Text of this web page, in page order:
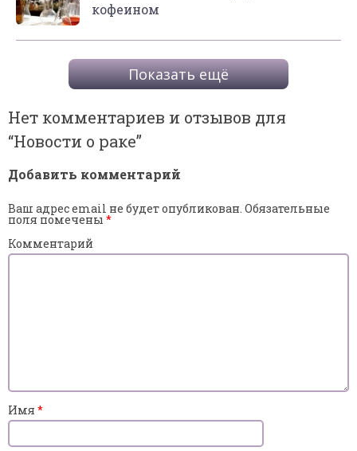
кофеином
Показать ещё
Нет комментариев и отзывов для
“Новости о раке”
Добавить комментарий
Ваш адрес email не будет опубликован. Обязательные
поля помечены *
Комментарий
Имя *